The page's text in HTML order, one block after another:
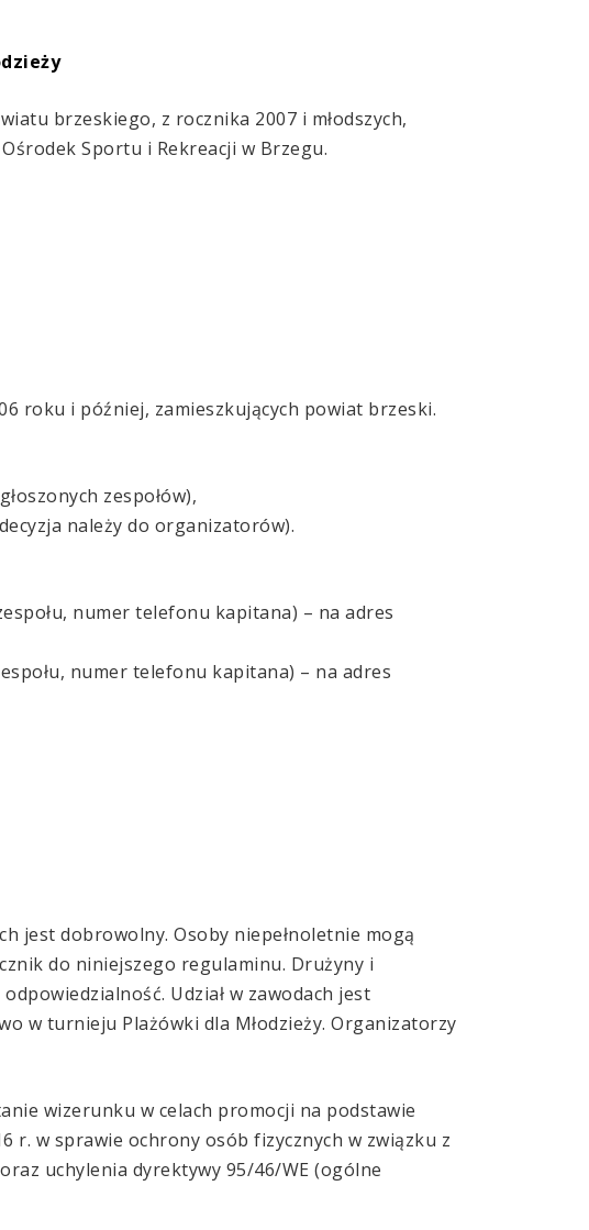
brzeskiego, z rocznika 2007 i młodszych,
Sportu i Rekreacji w Brzegu.
roku i później, zamieszkujących powiat brzeski.
zespołów),
należy do organizatorów).
numer telefonu kapitana) – na adres
numer telefonu kapitana) – na adres
jest dobrowolny. Osoby niepełnoletnie mogą
do niniejszego regulaminu. Drużyny i
Udział w zawodach jest
w turnieju Plażówki dla Młodzieży. Organizatorzy
wizerunku w celach promocji na podstawie
r. w sprawie ochrony osób fizycznych w związku z
uchylenia dyrektywy 95/46/WE (ogólne